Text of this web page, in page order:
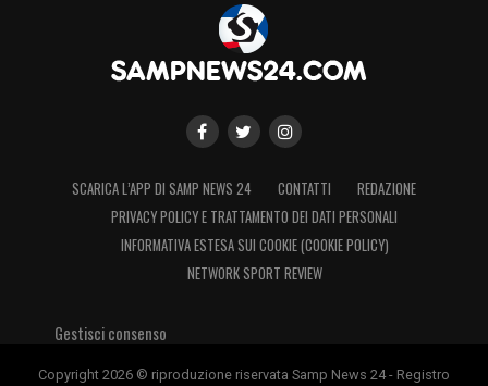
SCARICA L’APP DI SAMP NEWS 24 CONTATTI
REDAZIONE
PRIVACY POLICY E TRATTAMENTO DEI DATI PERSONALI
INFORMATIVA ESTESA SUI COOKIE (COOKIE POLICY)
NETWORK SPORT REVIEW
Gestisci consenso
Copyright 2026 © riproduzione riservata Samp News 24 - Registro